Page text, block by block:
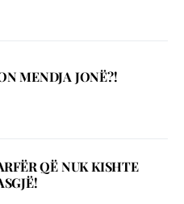
MENDJA JONË?!
QË NUK KISHTE